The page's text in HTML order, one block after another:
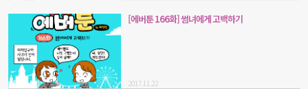
[에버툰 166화] 썸녀에게 고백하기
2017.11.22